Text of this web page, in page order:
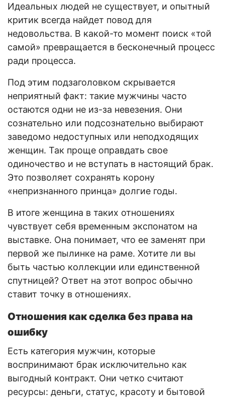
Идеальных людей не существует, и опытный
критик всегда найдет повод для
недовольства. В какой-то момент поиск «той
самой» превращается в бесконечный процесс
ради процесса.
Под этим подзаголовком скрывается
неприятный факт: такие мужчины часто
остаются одни не из-за невезения. Они
сознательно или подсознательно выбирают
заведомо недоступных или неподходящих
женщин. Так проще оправдать свое
одиночество и не вступать в настоящий брак.
Это позволяет сохранять корону
«непризнанного принца» долгие годы.
В итоге женщина в таких отношениях
чувствует себя временным экспонатом на
выставке. Она понимает, что ее заменят при
первой же пылинке на раме. Хотите ли вы
быть частью коллекции или единственной
спутницей? Ответ на этот вопрос обычно
ставит точку в отношениях.
Отношения как сделка без права на
ошибку
Есть категория мужчин, которые
воспринимают брак исключительно как
выгодный контракт. Они четко считают
ресурсы: деньги, статус, красоту и бытовой